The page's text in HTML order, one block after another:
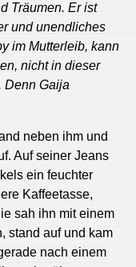
Träumen. Er ist
und unendliches
im Mutterleib, kann
nicht in dieser
Denn Gaija
neben ihm und
Auf seiner Jeans
ein feuchter
Kaffeetasse,
sah ihn mit einem
stand auf und kam
nach einem